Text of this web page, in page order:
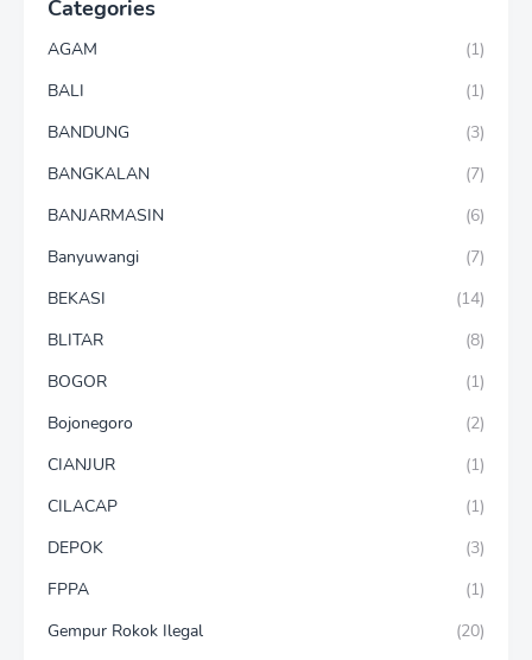
Categories
AGAM
(1)
BALI
(1)
BANDUNG
(3)
BANGKALAN
(7)
BANJARMASIN
(6)
Banyuwangi
(7)
BEKASI
(14)
BLITAR
(8)
BOGOR
(1)
Bojonegoro
(2)
CIANJUR
(1)
CILACAP
(1)
DEPOK
(3)
FPPA
(1)
Gempur Rokok Ilegal
(20)